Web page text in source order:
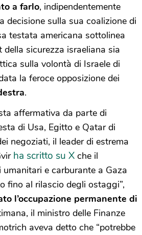
a farlo, indipendentemente
decisione sulla sua coalizione di
testata americana sottolinea
della sicurezza israeliana sia
sulla volontà di Israele di
la feroce opposizione dei
.
affermativa da parte di
di Usa, Egitto e Qatar di
negoziati, il leader di estrema
ha scritto su X che il
e carburante a Gaza
fino al rilascio degli ostaggi”,
l’occupazione permanente di
il ministro delle Finanze
aveva detto che “potrebbe